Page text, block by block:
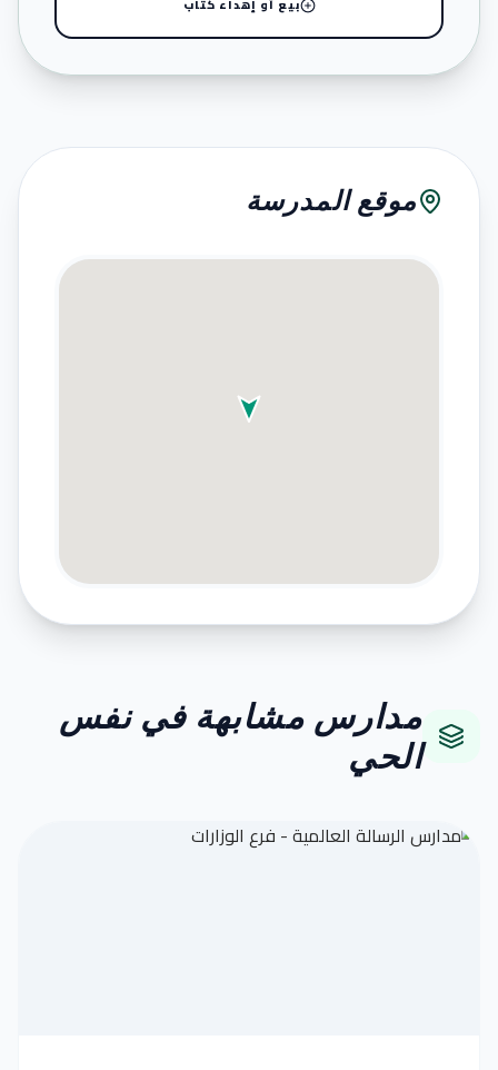
بيع أو إهداء كتاب
موقع المدرسة
مدارس مشابهة في نفس
الحي